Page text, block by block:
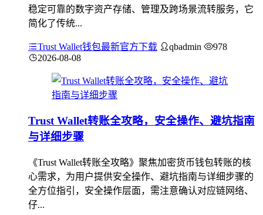
稳定可靠的数字资产存储、管理及跨场景流转服务，它
简化了传统...
Trust Wallet钱包最新官方下载 qbadmin
978
2026-08-08
Trust Wallet转账全攻略，安全操作、避坑指南
与详细步骤
《Trust Wallet转账全攻略》聚焦加密货币钱包转账的核
心需求，为用户提供安全操作、避坑指南与详细步骤的
全方位指引，安全操作层面，需注意确认对应链网络、
仔...